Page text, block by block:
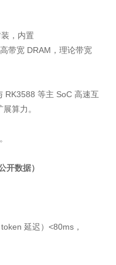
，内置
带宽 DRAM，理论带宽
RK3588 等主 SoC 高速互
算力。
开数据）
延迟）<80ms，